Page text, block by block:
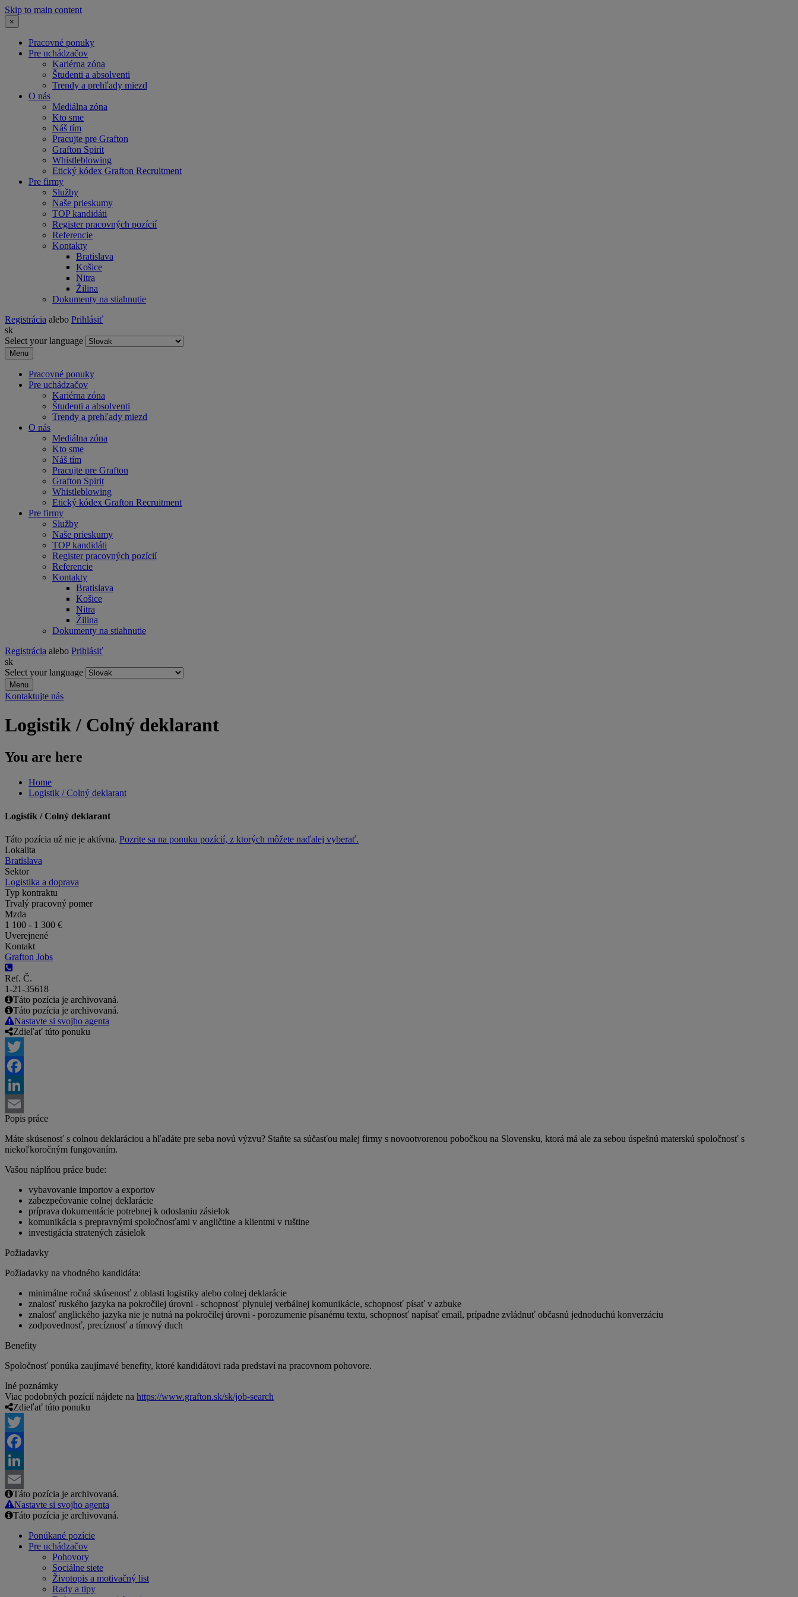
Skip to main content
×
Pracovné ponuky
Pre uchádzačov
Kariérna zóna
Študenti a absolventi
Trendy a prehľady miezd
O nás
Mediálna zóna
Kto sme
Náš tím
Pracujte pre Grafton
Grafton Spirit
Whistleblowing
Etický kódex Grafton Recruitment
Pre firmy
Služby
Naše prieskumy
TOP kandidáti
Register pracovných pozícií
Referencie
Kontakty
Bratislava
Košice
Nitra
Žilina
Dokumenty na stiahnutie
Registrácia alebo Prihlásiť
sk
Select your language
Menu
Pracovné ponuky
Pre uchádzačov
Kariérna zóna
Študenti a absolventi
Trendy a prehľady miezd
O nás
Mediálna zóna
Kto sme
Náš tím
Pracujte pre Grafton
Grafton Spirit
Whistleblowing
Etický kódex Grafton Recruitment
Pre firmy
Služby
Naše prieskumy
TOP kandidáti
Register pracovných pozícií
Referencie
Kontakty
Bratislava
Košice
Nitra
Žilina
Dokumenty na stiahnutie
Registrácia alebo Prihlásiť
sk
Select your language
Menu
Kontaktujte nás
Logistik / Colný deklarant
You are here
Home
Logistik / Colný deklarant
Logistik / Colný deklarant
Táto pozícia už nie je aktívna. Pozrite sa na ponuku pozícií, z ktorých môžete naďalej vyberať.
Lokalita
Bratislava
Sektor
Logistika a doprava
Typ kontraktu
Trvalý pracovný pomer
Mzda
1 100 - 1 300 €
Uverejnené
Kontakt
Grafton Jobs
Ref. Č.
1-21-35618
Táto pozícia je archivovaná.
Táto pozícia je archivovaná.
Nastavte si svojho agenta
Zdieľať túto ponuku
Twitter
Facebook
LinkedIn
Email
Popis práce
Máte skúsenosť s colnou deklaráciou a hľadáte pre seba novú výzvu? Staňte sa súčasťou malej firmy s novootvorenou pobočkou na Slovensku, ktorá má ale za sebou úspešnú materskú spoločnosť s
niekoľkoročným fungovaním.
Vašou náplňou práce bude:
vybavovanie importov a exportov
zabezpečovanie colnej deklarácie
príprava dokumentácie potrebnej k odoslaniu zásielok
komunikácia s prepravnými spoločnosťami v angličtine a klientmi v ruštine
investigácia stratených zásielok
Požiadavky
Požiadavky na vhodného kandidáta:
minimálne ročná skúsenosť z oblasti logistiky alebo colnej deklarácie
znalosť ruského jazyka na pokročilej úrovni - schopnosť plynulej verbálnej komunikácie, schopnosť písať v azbuke
znalosť anglického jazyka nie je nutná na pokročilej úrovni - porozumenie písanému textu, schopnosť napísať email, prípadne zvládnuť občasnú jednoduchú konverzáciu
zodpovednosť, precíznosť a tímový duch
Benefity
Spoločnosť ponúka zaujímavé benefity, ktoré kandidátovi rada predstaví na pracovnom pohovore.
Iné poznámky
Viac podobných pozícií nájdete na https://www.grafton.sk/sk/job-search
Zdieľať túto ponuku
Twitter
Facebook
LinkedIn
Email
Táto pozícia je archivovaná.
Nastavte si svojho agenta
Táto pozícia je archivovaná.
Ponúkané pozície
Pre uchádzačov
Pohovory
Sociálne siete
Životopis a motivačný list
Rady a tipy